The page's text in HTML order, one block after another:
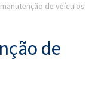
de veículos
de